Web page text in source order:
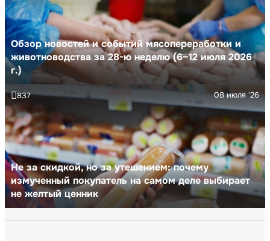
Обзор новостей и событий мясопереработки и
животноводства за 28-ю неделю (6–12 июля 2026
г.)
Не за скидкой, но за утешением: почему
измученный покупатель на самом деле выбирает
не желтый ценник
08 июля '26
837